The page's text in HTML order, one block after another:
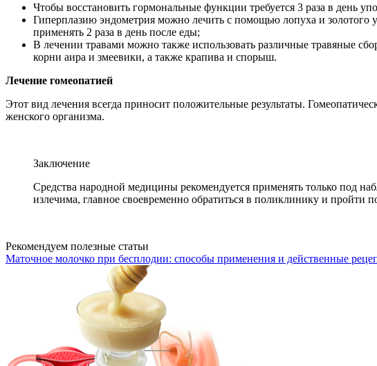
Чтобы восстановить гормональные функции требуется 3 раза в день
Гиперплазию эндометрия можно лечить с помощью лопуха и золотого
применять 2 раза в день после еды;
В лечении травами можно также использовать различные травяные
корни аира и змеевики, а также крапива и спорыш.
Лечение гомеопатией
Этот вид лечения всегда приносит положительные результаты.
женского организма.
Заключение
Средства народной медицины рекомендуется применять только под
излечима, главное своевременно обратиться в поликлинику и пройти
Рекомендуем полезные статьи
Маточное молочко при бесплодии: способы применения и действенные